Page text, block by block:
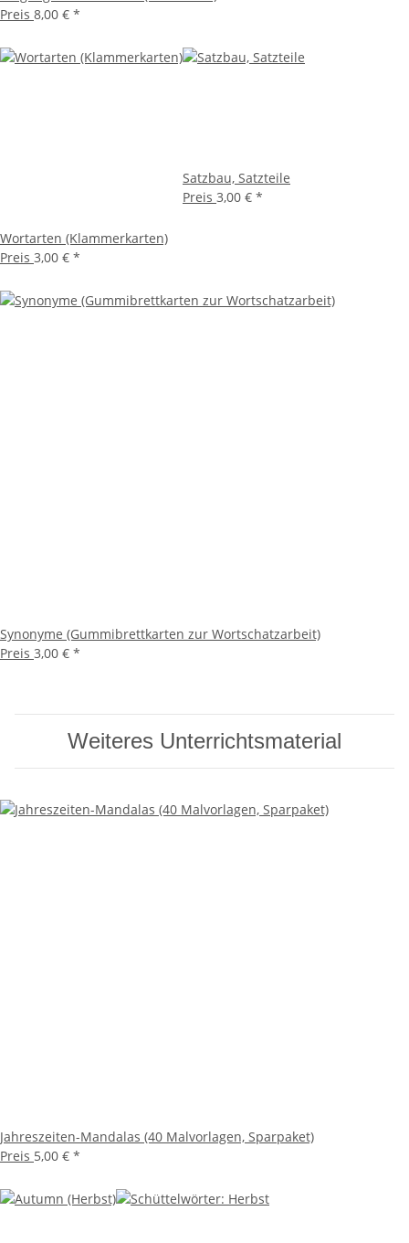
Preis 8,00 € *
Wortarten (Klammerkarten)
Preis 3,00 € *
Satzbau, Satzteile
Preis 3,00 € *
Synonyme (Gummibrettkarten zur Wortschatzarbeit)
Preis 3,00 € *
Weiteres Unterrichtsmaterial
Jahreszeiten-Mandalas (40 Malvorlagen, Sparpaket)
Preis 5,00 € *